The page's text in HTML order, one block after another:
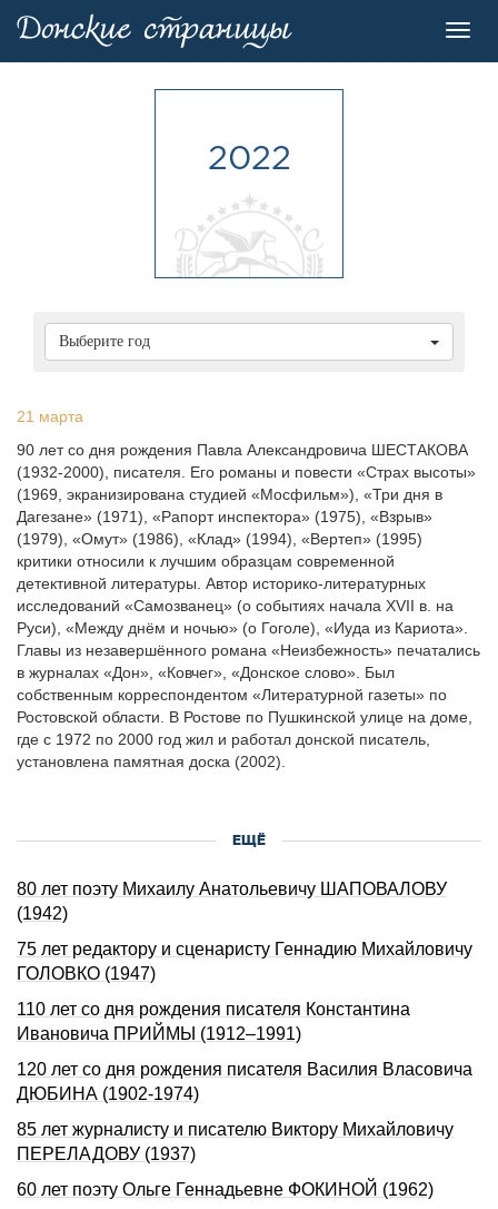
2022
Выберите год
21 марта
90 лет со дня рождения Павла Александровича ШЕСТАКОВА
(1932-2000), писателя. Его романы и повести «Страх высоты»
(1969, экранизирована студией «Мосфильм»), «Три дня в
Дагезане» (1971), «Рапорт инспектора» (1975), «Взрыв»
(1979), «Омут» (1986), «Клад» (1994), «Вертеп» (1995)
критики относили к лучшим образцам современной
детективной литературы. Автор историко-литературных
исследований «Самозванец» (о событиях начала ХVII в. на
Руси), «Между днём и ночью» (о Гоголе), «Иуда из Кариота».
Главы из незавершённого романа «Неизбежность» печатались
в журналах «Дон», «Ковчег», «Донское слово». Был
собственным корреспондентом «Литературной газеты» по
Ростовской области. В Ростове по Пушкинской улице на доме,
где с 1972 по 2000 год жил и работал донской писатель,
установлена памятная доска (2002).
ЕЩЁ
80 лет поэту Михаилу Анатольевичу ШАПОВАЛОВУ
(1942)
75 лет редактору и сценаристу Геннадию Михайловичу
ГОЛОВКО (1947)
110 лет со дня рождения писателя Константина
Ивановича ПРИЙМЫ (1912–1991)
120 лет со дня pождения писателя Василия Власовича
ДЮБИHА (1902-1974)
85 лет журналисту и писателю Виктору Михайловичу
ПЕРЕЛАДОВУ (1937)
60 лет поэту Ольге Геннадьевне ФОКИНОЙ (1962)